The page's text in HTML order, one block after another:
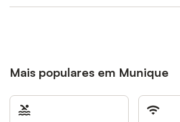
Mais populares em Munique